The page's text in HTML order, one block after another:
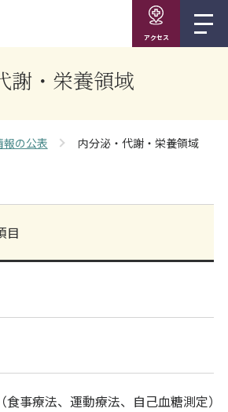
アクセス
謝・栄養領域
報の公表 内分泌・代謝・栄養領域
目
事療法、運動療法、自己血糖測定）